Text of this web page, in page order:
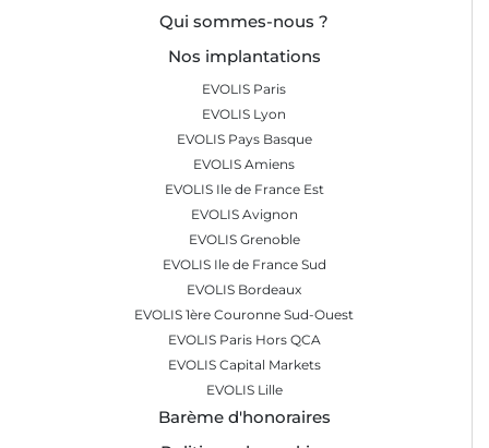
Qui sommes-nous ?
Nos implantations
EVOLIS Paris
EVOLIS Lyon
EVOLIS Pays Basque
EVOLIS Amiens
EVOLIS Ile de France Est
EVOLIS Avignon
EVOLIS Grenoble
EVOLIS Ile de France Sud
EVOLIS Bordeaux
EVOLIS 1ère Couronne Sud-Ouest
EVOLIS Paris Hors QCA
EVOLIS Capital Markets
EVOLIS Lille
Barème d'honoraires